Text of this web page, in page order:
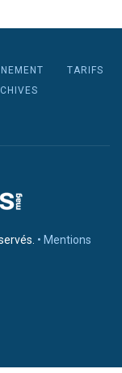
TARIFS
• Mentions